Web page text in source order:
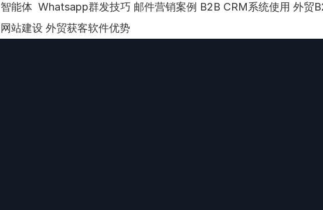
智能体  Whatsapp群发技巧 邮件营销案例 B2B CRM系统使用 外贸
网站建设 外贸获客软件优势